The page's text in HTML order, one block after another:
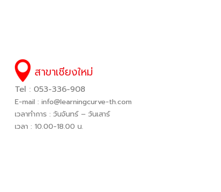
สาขาเชียงใหม่
Tel : 053-336-908
E-mail : info@learningcurve-th.com
เวลาทำการ : วันจันทร์ – วันเสาร์
เวลา : 10.00-18.00 น.